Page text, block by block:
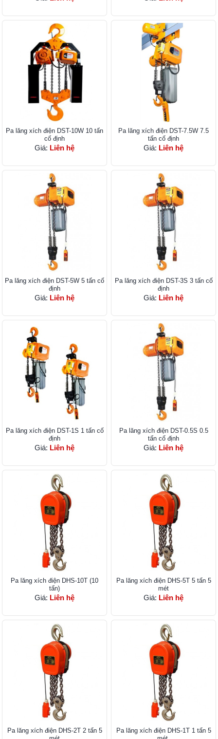
Pa lăng xích điện DST-10W 10 tấn
cố định
Giá: Liên hệ
Pa lăng xích điện DST-7.5W 7.5
tấn cố định
Giá: Liên hệ
Pa lăng xích điện DST-5W 5 tấn cố
định
Giá: Liên hệ
Pa lăng xích điện DST-3S 3 tấn cố
định
Giá: Liên hệ
Pa lăng xích điện DST-1S 1 tấn cố
định
Giá: Liên hệ
Pa lăng xích điện DST-0.5S 0.5
tấn cố định
Giá: Liên hệ
Pa lăng xích điện DHS-10T (10
tấn)
Giá: Liên hệ
Pa lăng xích điện DHS-5T 5 tấn 5
mét
Giá: Liên hệ
Pa lăng xích điện DHS-2T 2 tấn 5
Pa lăng xích điện DHS-1T 1 tấn 5